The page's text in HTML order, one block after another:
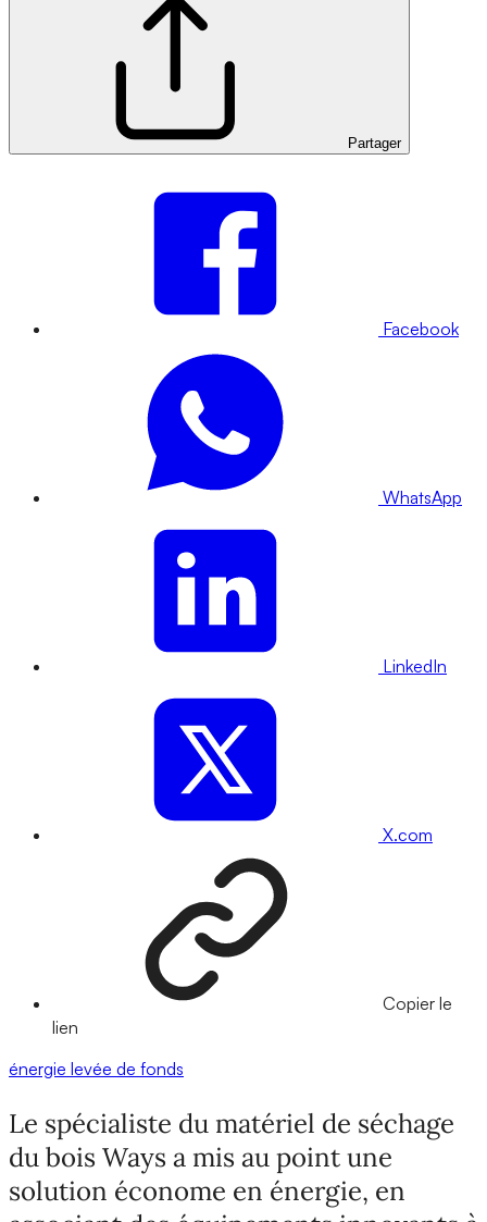
Partager
Facebook
WhatsApp
LinkedIn
X.com
Copier le
lien
énergie levée de fonds
Le spécialiste du matériel de séchage
du bois Ways a mis au point une
solution économe en énergie, en